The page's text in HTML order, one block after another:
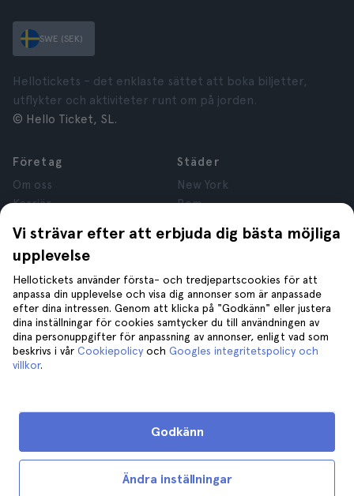
Vi strävar efter att erbjuda dig bästa möjliga
upplevelse
Hellotickets använder första- och tredjepartscookies för att
anpassa din upplevelse och visa dig annonser som är anpassade
efter dina intressen. Genom att klicka på "Godkänn" eller justera
dina inställningar för cookies samtycker du till användningen av
dina personuppgifter för anpassning av annonser, enligt vad som
beskrivs i vår Cookiepolicy och Googles integritetspolicy och
villkor.
Ändra inställningar
Godkänn
SWE (SEK)
Hellotickets – det enklaste sättet att boka biljetter,
utflykter och aktiviteter runt om på jorden.
© Hello Ticket, SL.
Företag
Om oss
Karriär
Recensioner
Sekretess
Regler och villkor
Juridisk Rådgivning
Cookies
Städer
New York
Rom
London
Kraków
Tenerife
Hjälp
Gå med oss på